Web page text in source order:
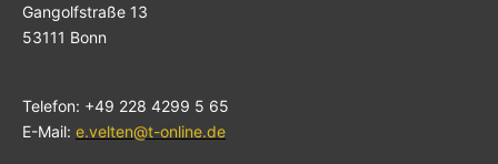
Gangolfstraße 13
53111 Bonn
Telefon: +49 228 4299 5 65
E-Mail: e.velten@t-online.de